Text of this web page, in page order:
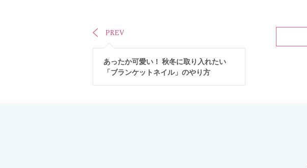
PREV
あったか可愛い！ 秋冬に取り入れたい
「ブランケットネイル」のやり方